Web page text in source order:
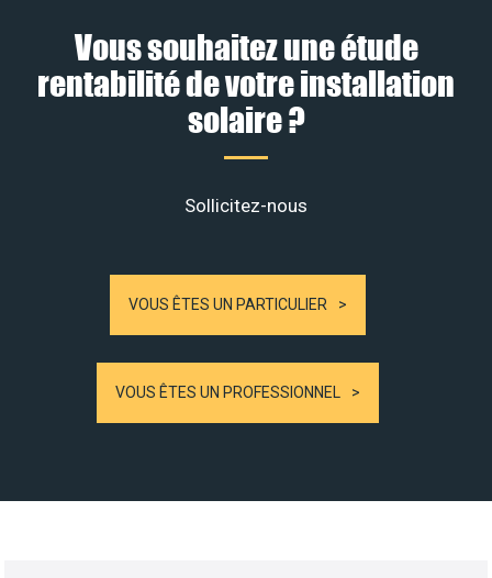
Vous souhaitez une étude
rentabilité de votre installation
solaire ?
Sollicitez-nous
VOUS ÊTES UN PARTICULIER
VOUS ÊTES UN PROFESSIONNEL